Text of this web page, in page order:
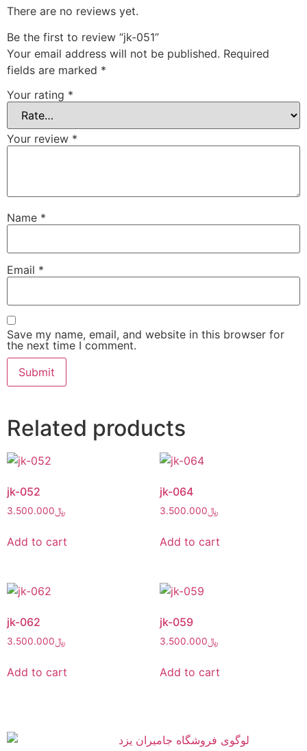
There are no reviews yet.
Be the first to review “jk-051”
Your email address will not be published. Required
fields are marked *
Your rating *
Your review *
Name *
Email *
Save my name, email, and website in this browser for
the next time I comment.
Related products
jk-052
﷼3.500.000
Add to cart
jk-064
﷼3.500.000
Add to cart
jk-062
﷼3.500.000
Add to cart
jk-059
﷼3.500.000
Add to cart